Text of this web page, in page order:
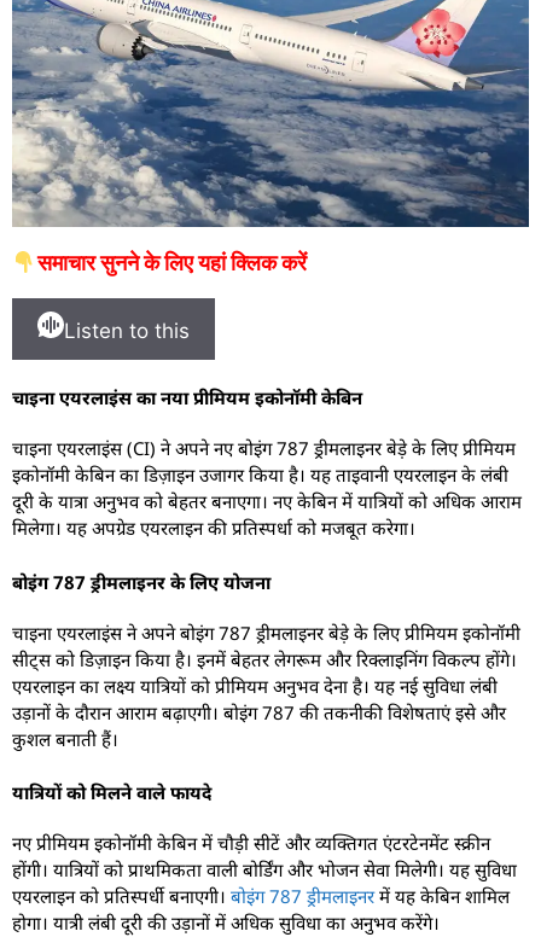
समाचार सुनने के लिए यहां क्लिक करें
Listen to this
चाइना एयरलाइंस का नया प्रीमियम इकोनॉमी केबिन
चाइना एयरलाइंस (CI) ने अपने नए बोइंग 787 ड्रीमलाइनर बेड़े के लिए प्रीमियम
इकोनॉमी केबिन का डिज़ाइन उजागर किया है। यह ताइवानी एयरलाइन के लंबी
दूरी के यात्रा अनुभव को बेहतर बनाएगा। नए केबिन में यात्रियों को अधिक आराम
मिलेगा। यह अपग्रेड एयरलाइन की प्रतिस्पर्धा को मजबूत करेगा।
बोइंग 787 ड्रीमलाइनर के लिए योजना
चाइना एयरलाइंस ने अपने बोइंग 787 ड्रीमलाइनर बेड़े के लिए प्रीमियम इकोनॉमी
सीट्स को डिज़ाइन किया है। इनमें बेहतर लेगरूम और रिक्लाइनिंग विकल्प होंगे।
एयरलाइन का लक्ष्य यात्रियों को प्रीमियम अनुभव देना है। यह नई सुविधा लंबी
उड़ानों के दौरान आराम बढ़ाएगी। बोइंग 787 की तकनीकी विशेषताएं इसे और
कुशल बनाती हैं।
यात्रियों को मिलने वाले फायदे
नए प्रीमियम इकोनॉमी केबिन में चौड़ी सीटें और व्यक्तिगत एंटरटेनमेंट स्क्रीन
होंगी। यात्रियों को प्राथमिकता वाली बोर्डिंग और भोजन सेवा मिलेगी। यह सुविधा
एयरलाइन को प्रतिस्पर्धी बनाएगी। बोइंग 787 ड्रीमलाइनरमें यह केबिन शामिल
होगा। यात्री लंबी दूरी की उड़ानों में अधिक सुविधा का अनुभव करेंगे।